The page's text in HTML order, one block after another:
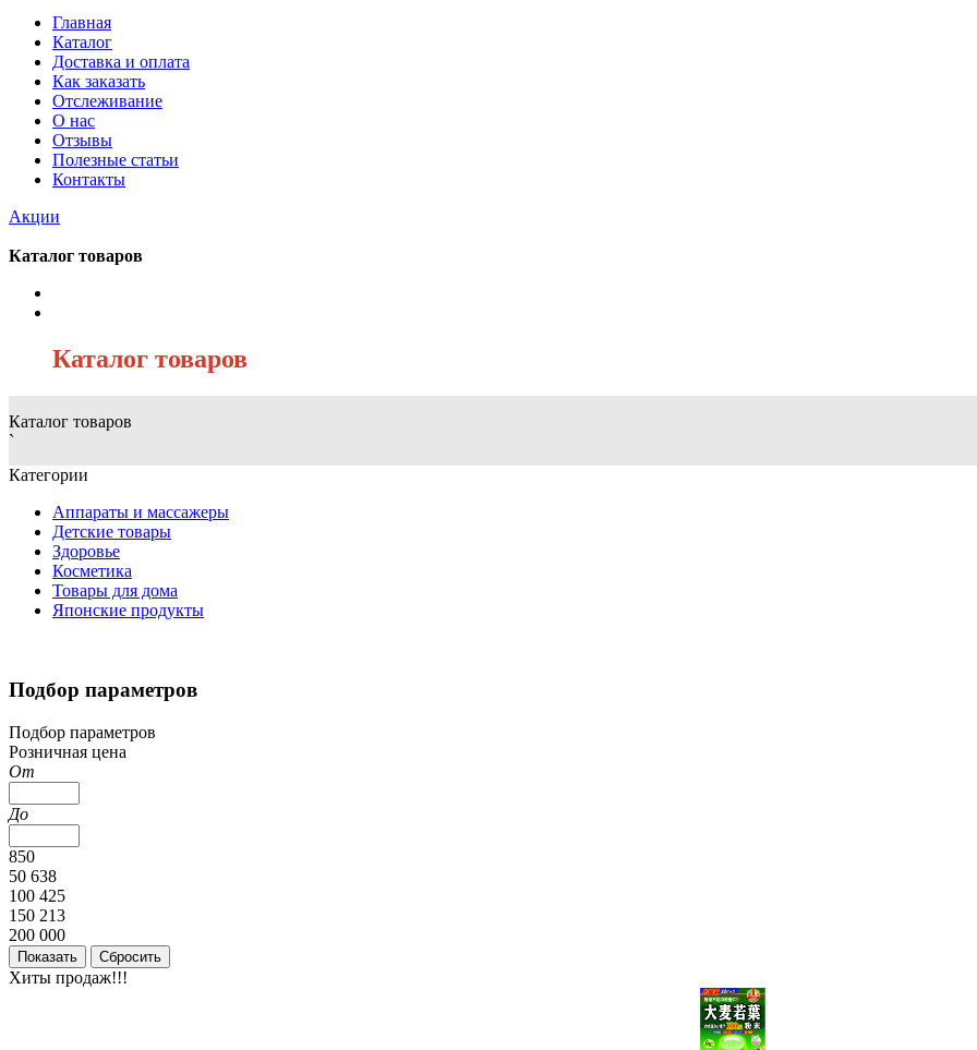
Главная
Каталог
Доставка и оплата
Как заказать
Отслеживание
О нас
Отзывы
Полезные статьи
Контакты
Акции
Каталог товаров
Каталог товаров
Каталог товаров
`
Категории
Аппараты и массажеры
Детские товары
Здоровье
Косметика
Товары для дома
Японские продукты
Подбор параметров
Подбор параметров
Розничная цена
От
До
850
50 638
100 425
150 213
200 000
Хиты продаж!!!